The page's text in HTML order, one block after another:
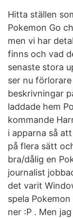
Hitta ställen
Pokemon Go
men vi har
finns och vad
senaste stora
ser nu
beskrivningar
laddade hem
kommande
i apparna så
på flera sätt
bra/dålig en
journalist
det varit
spela
ner :P . Men